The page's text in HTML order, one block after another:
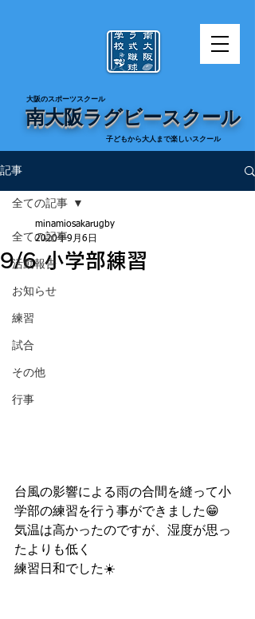
​大阪のスポーツスクール
南大阪ラグビースクール
​子どもから大人まで楽しいスクール
記事
全ての記事
活動報告
お知らせ
練習
試合
その他
行事
全ての記事
9/6 小学部練習
minamiosakarugby
2020年9月6日
台風の影響による雨の合間を縫って小
学部の練習を行う事ができました😁
気温は高かったのですが、湿度が思っ
たよりも低く
練習日和でした☀️